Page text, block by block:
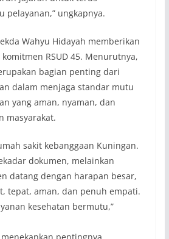
pelayanan,” ungkapnya.
Wahyu Hidayah memberikan
RSUD 45. Menurutnya,
bagian penting dari
dalam menjaga standar mutu
yang aman, nyaman, dan
masyarakat.
sakit kebanggaan Kuningan.
dokumen, melainkan
datang dengan harapan besar,
tepat, aman, dan penuh empati.
kesehatan bermutu,”